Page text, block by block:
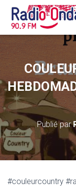
Publié par
#couleurcountry